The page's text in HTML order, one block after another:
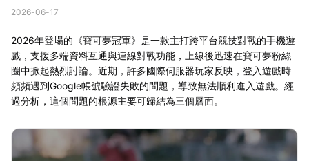
2026-06-17
2026年登場的《寶可夢冠軍》是一款主打跨平台競技對戰的手機遊
戲，支援多端資料互通與連線對戰功能，上線後迅速在寶可夢粉絲
圈中掀起熱烈討論。近期，許多國際伺服器玩家反映，登入遊戲時
頻頻遇到Google帳號驗證失敗的問題，導致無法順利進入遊戲。經
過分析，這個問題的根源主要可歸結為三個層面。